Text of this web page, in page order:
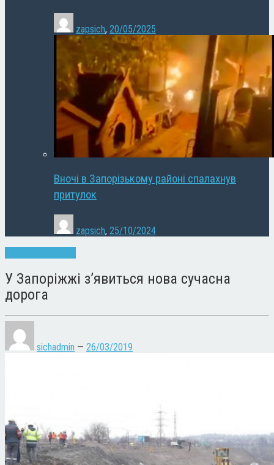
zapsich, 20/05/2025
Вночі в Запорізькому районі спалахнув
притулок
zapsich, 25/10/2024
У Запоріжжі з’явиться нова сучасна
дорога
sichadmin — 26/03/2019